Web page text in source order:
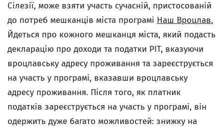
Сілезії, може взяти участь сучасній, пристосованій
до потреб мешканців міста програмі Наш Вроцлав.
Йдеться про кожного мешканця міста, який подасть
декларацію про доходи та податки PIT, вказуючи
вроцлавську адресу проживання та зареєструється
на участь у програмі, вказавши вроцлавську
адресу проживання. Після того, як платник
податків зареєструється на участь у програмі, він
одержить дуже багато можливостей: знижку на